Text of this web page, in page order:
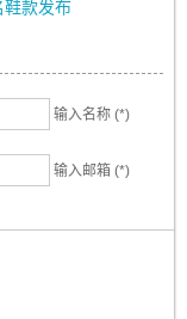
鞋款发布
输入名称 (*)
输入邮箱 (*)